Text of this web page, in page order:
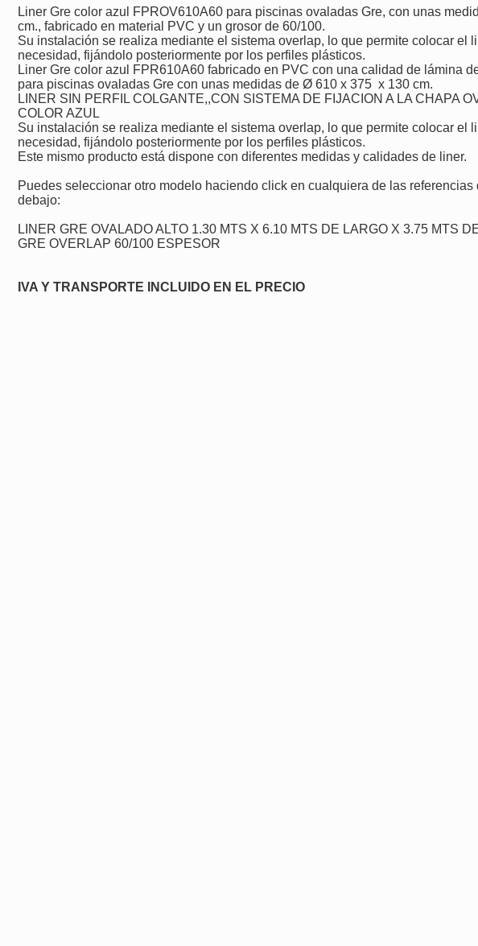
Liner Gre color azul FPROV610A60 para piscinas ovaladas Gre, con unas
cm., fabricado en material PVC y un grosor de 60/100.
Su instalación se realiza mediante el sistema overlap, lo que permite colocar el
necesidad, fijándolo posteriormente por los perfiles plásticos.
Liner Gre color azul FPR610A60 fabricado en PVC con una calidad de lámina
para piscinas ovaladas Gre con unas medidas de Ø 610 x 375 x 130 cm.
LINER SIN PERFIL COLGANTE,,CON SISTEMA DE FIJACION A LA CHAPA
COLOR AZUL
Su instalación se realiza mediante el sistema overlap, lo que permite colocar el
necesidad, fijándolo posteriormente por los perfiles plásticos.
Este mismo producto está dispone con diferentes medidas y calidades de liner.
Puedes seleccionar otro modelo haciendo click en cualquiera de las referencias
debajo:
LINER GRE OVALADO ALTO 1.30 MTS X 6.10 MTS DE LARGO X 3.75 MTS
GRE OVERLAP 60/100 ESPESOR
IVA Y TRANSPORTE INCLUIDO EN EL PRECIO